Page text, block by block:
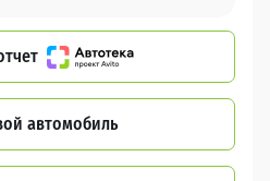
автомобиль